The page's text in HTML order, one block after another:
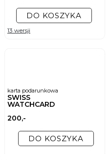
DO KOSZYKA
13 wersji
karta podarunkowa
SWISS
WATCHCARD
200,-
DO KOSZYKA